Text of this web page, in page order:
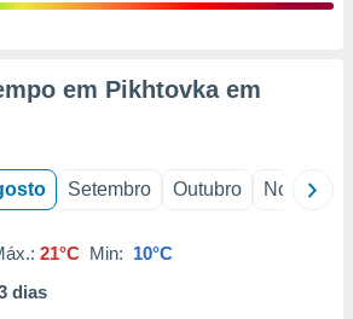
em Pikhtovka em
Setembro Outubro Novembro
21°C Min: 10°C
dias